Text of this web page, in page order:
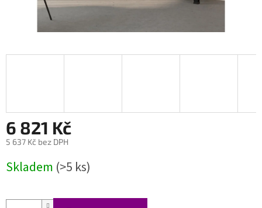
6 821 Kč
5 637 Kč bez DPH
cena:
Skladem (>5 ks)